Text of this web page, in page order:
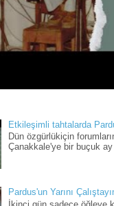
Etkileşimli tahtalarda
Dün özgürlükiçin
Çanakkale'ye bir buçuk
Pardus'un Yarını